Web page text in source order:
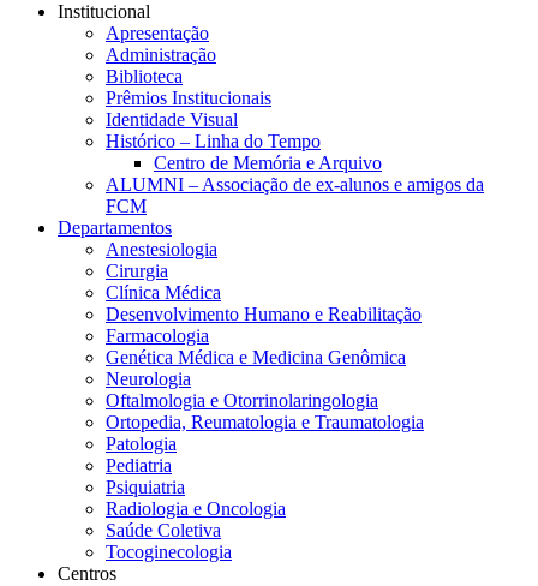
Institucional
Apresentação
Administração
Biblioteca
Prêmios Institucionais
Identidade Visual
Histórico – Linha do Tempo
Centro de Memória e Arquivo
ALUMNI – Associação de ex-alunos e amigos da
FCM
Departamentos
Anestesiologia
Cirurgia
Clínica Médica
Desenvolvimento Humano e Reabilitação
Farmacologia
Genética Médica e Medicina Genômica
Neurologia
Oftalmologia e Otorrinolaringologia
Ortopedia, Reumatologia e Traumatologia
Patologia
Pediatria
Psiquiatria
Radiologia e Oncologia
Saúde Coletiva
Tocoginecologia
Centros